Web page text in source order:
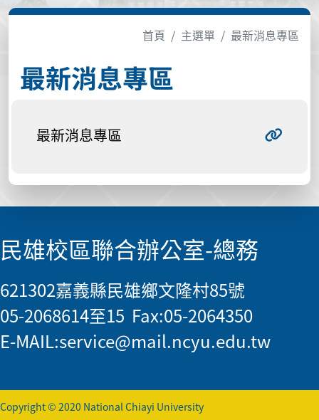
首頁 主選單 最新消息專區
最新消息專區
最新消息專區
民雄校區聯合辦公室-總務
621302嘉義縣民雄鄉文隆村85號
05-2068614至15 Fax:05-2064350
E-MAIL:service@mail.ncyu.edu.tw
Copyright © 2020 National Chiayi University